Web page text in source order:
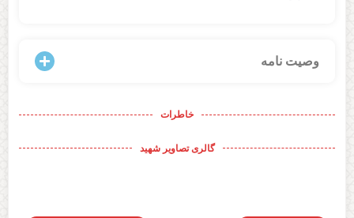
وصیت نامه
خاطرات
گالری تصاویر شهید